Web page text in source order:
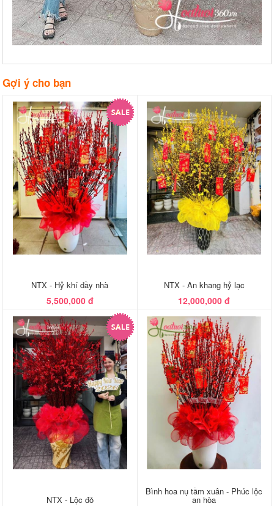
Gợi ý cho bạn
NTX - Hỷ khí đầy nhà
5,500,000 đ
NTX - An khang hỷ lạc
12,000,000 đ
NTX - Lộc đỏ
Bình hoa nụ tầm xuân - Phúc lộc
an hòa